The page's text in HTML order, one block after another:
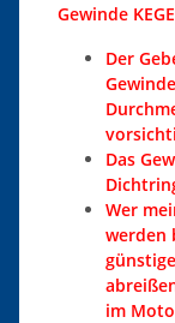
Gewinde
Der
Das
Wer
werden
im